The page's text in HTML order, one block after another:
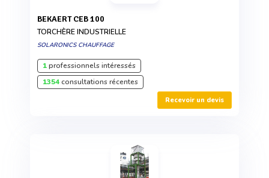
BEKAERT CEB 100
TORCHÈRE INDUSTRIELLE
SOLARONICS CHAUFFAGE
1professionnels intéressés
1354consultations récentes
Recevoir un devis